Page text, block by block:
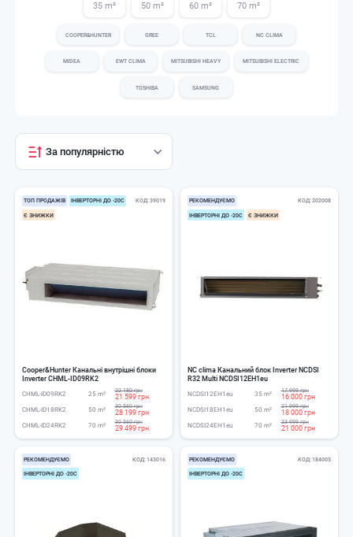
35 m² 50 m² 60 m² 70 m²
COOPER&HUNTER GREE TCL NC CLIMA
MIDEA EWT CLIMA MITSUBISHI HEAVY MITSUBISHI ELECTRIC
TOSHIBA SAMSUNG
За популярністю
ТОП ПРОДАЖІВ ІНВЕРТОРНІ ДО -20С
Є ЗНИЖКИ
КОД 39019
Cooper&Hunter Канальні внутрішні блоки
Inverter CHML-ID09RK2
CHML-ID09RK2 25 m² 22 180 грн
21 599 грн
CHML-ID18RK2 50 m² 30 560 грн
28 199 грн
CHML-ID24RK2 70 m² 30 560 грн
29 499 грн
РЕКОМЕНДУЄМО
ІНВЕРТОРНІ ДО -20С Є ЗНИЖКИ
КОД 202008
NC clima Канальний блок Inverter NCDSI
R32 Multi NCDSI12EH1eu
NCDSI12EH1eu 35 m² 17 999 грн
16 000 грн
NCDSI18EH1eu 50 m² 21 999 грн
18 000 грн
NCDSI24EH1eu 70 m² 23 999 грн
21 000 грн
РЕКОМЕНДУЄМО
ІНВЕРТОРНІ ДО -20С
КОД 143016 РЕКОМЕНДУЄМО
ІНВЕРТОРНІ ДО -20С
КОД 184005